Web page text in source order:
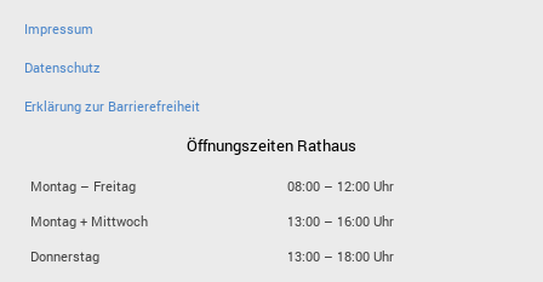
Impressum
Datenschutz
Erklärung zur Barrierefreiheit
Öffnungszeiten Rathaus
Montag – Freitag
08:00 – 12:00 Uhr
Montag + Mittwoch
13:00 – 16:00 Uhr
Donnerstag
13:00 – 18:00 Uhr